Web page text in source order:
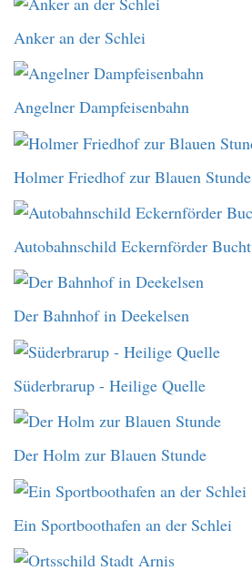
Anker an der Schlei
Angelner Dampfeisenbahn
Holmer Friedhof zur Blauen Stunde
Autobahnschild Eckernförder Bucht
Der Bahnhof in Deekelsen
Süderbrarup - Heilige Quelle
Der Holm zur Blauen Stunde
Ein Sportboothafen an der Schlei